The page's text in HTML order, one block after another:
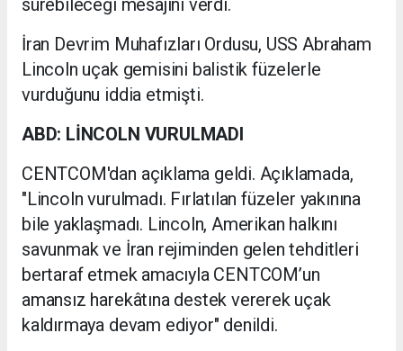
İran Devrim Muhafızları Ordusu, USS Abraham
Lincoln uçak gemisini balistik füzelerle
vurduğunu iddia etmişti.
ABD: LİNCOLN VURULMADI
CENTCOM'dan açıklama geldi. Açıklamada,
"Lincoln vurulmadı. Fırlatılan füzeler yakınına
bile yaklaşmadı. Lincoln, Amerikan halkını
savunmak ve İran rejiminden gelen tehditleri
bertaraf etmek amacıyla CENTCOM’un
amansız harekâtına destek vererek uçak
kaldırmaya devam ediyor" denildi.